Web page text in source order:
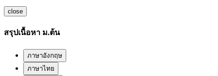
close
สรุปเนื้อหา ม.ต้น
ภาษาอังกฤษ
ภาษาไทย